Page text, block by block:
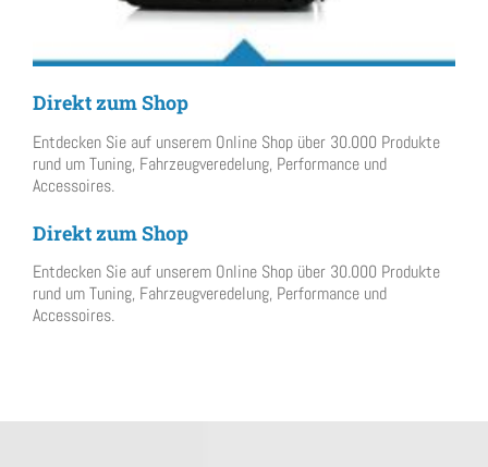
Direkt zum Shop
Entdecken Sie auf unserem Online Shop über 30.000 Produkte
rund um Tuning, Fahrzeugveredelung, Performance und
Accessoires.
Direkt zum Shop
Entdecken Sie auf unserem Online Shop über 30.000 Produkte
rund um Tuning, Fahrzeugveredelung, Performance und
Accessoires.